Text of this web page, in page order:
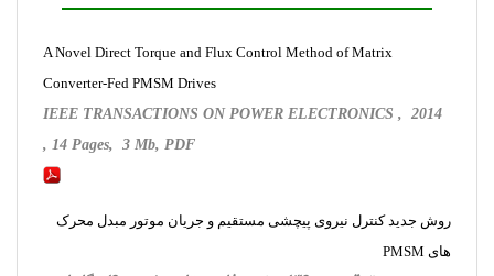
A Novel Direct Torque and Flux Control Method of Matrix
Converter-Fed PMSM Drives
IEEE TRANSACTIONS ON POWER ELECTRONICS , 2014
, 14 Pages, 3 Mb, PDF
روش جدید کنترل نیروی پیچشی مستقیم و جریان موتور مبدل محرک
های PMSM